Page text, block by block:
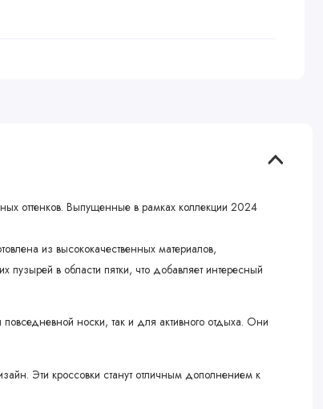
оттенков. Выпущенные в рамках коллекции 2024
из высококачественных материалов,
в области пятки, что добавляет интересный
носки, так и для активного отдыха. Они
Эти кроссовки станут отличным дополнением к